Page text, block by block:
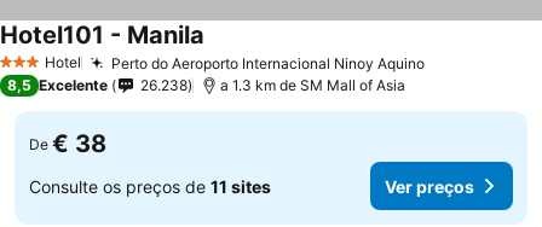
3 EstrelasHotel Perto do Aeroporto Internacional Ninoy Aquino
Hotel101 - Manila
8,5 Excelente 26.238 a 1.3 km de SM Mall of Asia
De € 38
Consulte os preços de 11 sites Ver preços